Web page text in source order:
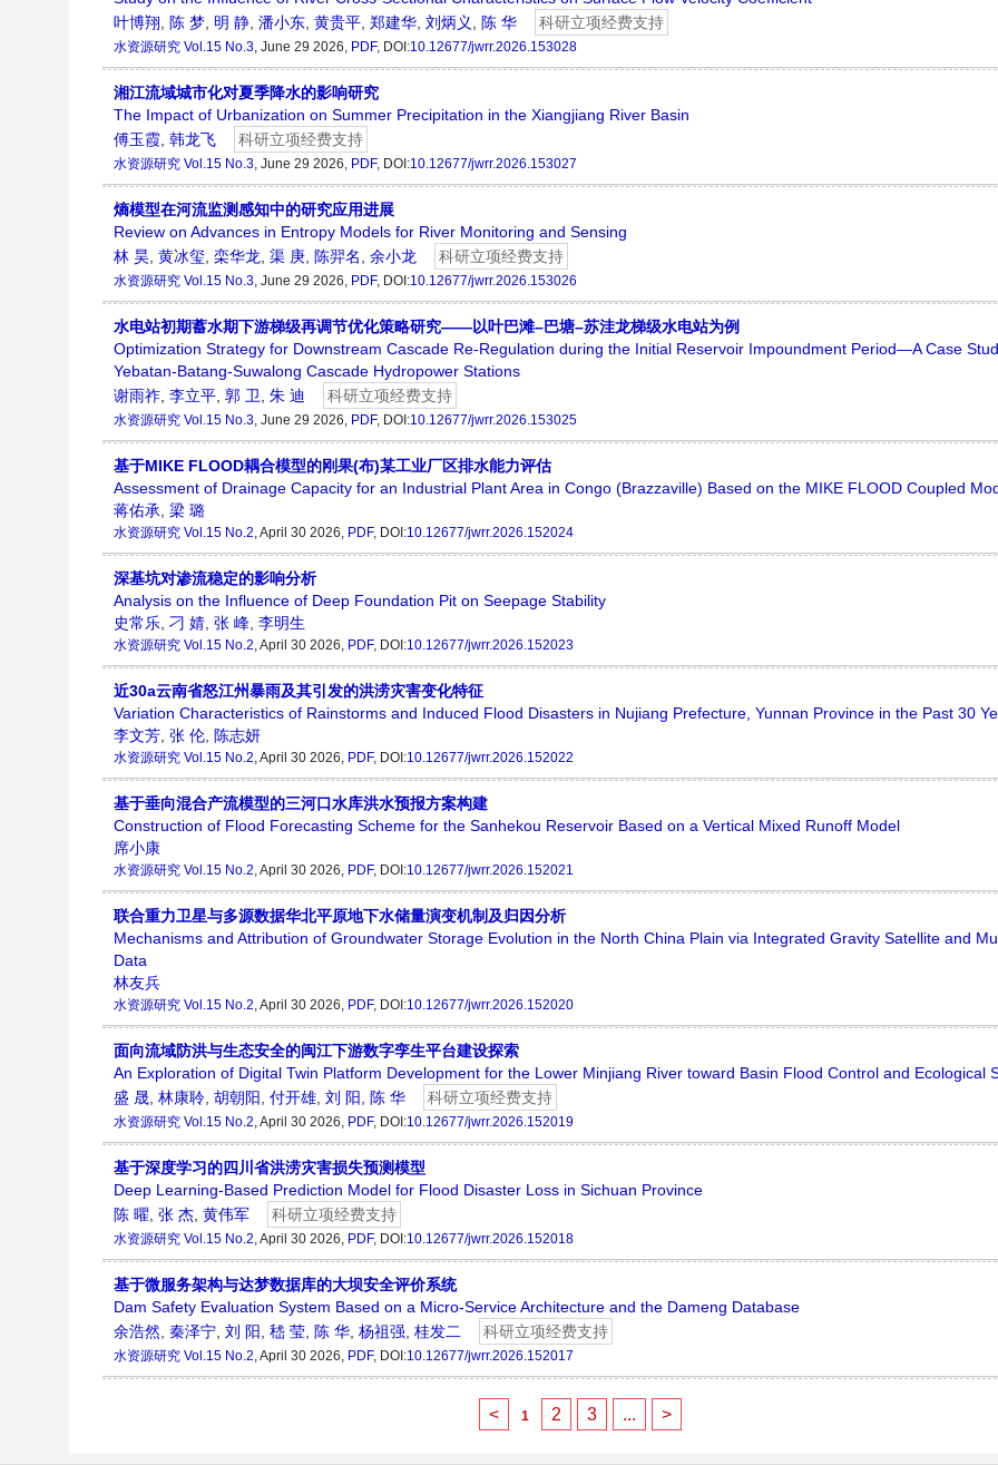
叶博翔, 陈 梦, 明 静, 潘小东, 黄贵平, 郑建华, 刘炳义, 陈 华 科研立项经费支持
水资源研究 Vol.15 No.3, June 29 2026, PDF, DOI:10.12677/jwrr.2026.153028
湘江流域城市化对夏季降水的影响研究
The Impact of Urbanization on Summer Precipitation in the Xiangjiang River Basin
傅玉霞, 韩龙飞 科研立项经费支持
水资源研究 Vol.15 No.3, June 29 2026, PDF, DOI:10.12677/jwrr.2026.153027
熵模型在河流监测感知中的研究应用进展
Review on Advances in Entropy Models for River Monitoring and Sensing
林 昊, 黄冰玺, 栾华龙, 渠 庚, 陈羿名, 余小龙 科研立项经费支持
水资源研究 Vol.15 No.3, June 29 2026, PDF, DOI:10.12677/jwrr.2026.153026
水电站初期蓄水期下游梯级再调节优化策略研究——以叶巴滩–巴塘–苏洼龙梯级水电站为例
Optimization Strategy for Downstream Cascade Re-Regulation during the Initial Reservoir Impoundment Period—A Case
Yebatan-Batang-Suwalong Cascade Hydropower Stations
谢雨祚, 李立平, 郭 卫, 朱 迪 科研立项经费支持
水资源研究 Vol.15 No.3, June 29 2026, PDF, DOI:10.12677/jwrr.2026.153025
基于MIKE FLOOD耦合模型的刚果(布)某工业厂区排水能力评估
Assessment of Drainage Capacity for an Industrial Plant Area in Congo (Brazzaville) Based on the MIKE FLOOD Coupled
蒋佑承, 梁 璐
水资源研究 Vol.15 No.2, April 30 2026, PDF, DOI:10.12677/jwrr.2026.152024
深基坑对渗流稳定的影响分析
Analysis on the Influence of Deep Foundation Pit on Seepage Stability
史常乐, 刁 婧, 张 峰, 李明生
水资源研究 Vol.15 No.2, April 30 2026, PDF, DOI:10.12677/jwrr.2026.152023
近30a云南省怒江州暴雨及其引发的洪涝灾害变化特征
Variation Characteristics of Rainstorms and Induced Flood Disasters in Nujiang Prefecture, Yunnan Province in the Past 30
李文芳, 张 伦, 陈志妍
水资源研究 Vol.15 No.2, April 30 2026, PDF, DOI:10.12677/jwrr.2026.152022
基于垂向混合产流模型的三河口水库洪水预报方案构建
Construction of Flood Forecasting Scheme for the Sanhekou Reservoir Based on a Vertical Mixed Runoff Model
席小康
水资源研究 Vol.15 No.2, April 30 2026, PDF, DOI:10.12677/jwrr.2026.152021
联合重力卫星与多源数据华北平原地下水储量演变机制及归因分析
Mechanisms and Attribution of Groundwater Storage Evolution in the North China Plain via Integrated Gravity Satellite and
Data
林友兵
水资源研究 Vol.15 No.2, April 30 2026, PDF, DOI:10.12677/jwrr.2026.152020
面向流域防洪与生态安全的闽江下游数字孪生平台建设探索
An Exploration of Digital Twin Platform Development for the Lower Minjiang River toward Basin Flood Control and Ecological
盛 晟, 林康聆, 胡朝阳, 付开雄, 刘 阳, 陈 华 科研立项经费支持
水资源研究 Vol.15 No.2, April 30 2026, PDF, DOI:10.12677/jwrr.2026.152019
基于深度学习的四川省洪涝灾害损失预测模型
Deep Learning-Based Prediction Model for Flood Disaster Loss in Sichuan Province
陈 曜, 张 杰, 黄伟军 科研立项经费支持
水资源研究 Vol.15 No.2, April 30 2026, PDF, DOI:10.12677/jwrr.2026.152018
基于微服务架构与达梦数据库的大坝安全评价系统
Dam Safety Evaluation System Based on a Micro-Service Architecture and the Dameng Database
余浩然, 秦泽宁, 刘 阳, 嵇 莹, 陈 华, 杨祖强, 桂发二 科研立项经费支持
水资源研究 Vol.15 No.2, April 30 2026, PDF, DOI:10.12677/jwrr.2026.152017
< 1 2 3 ... >